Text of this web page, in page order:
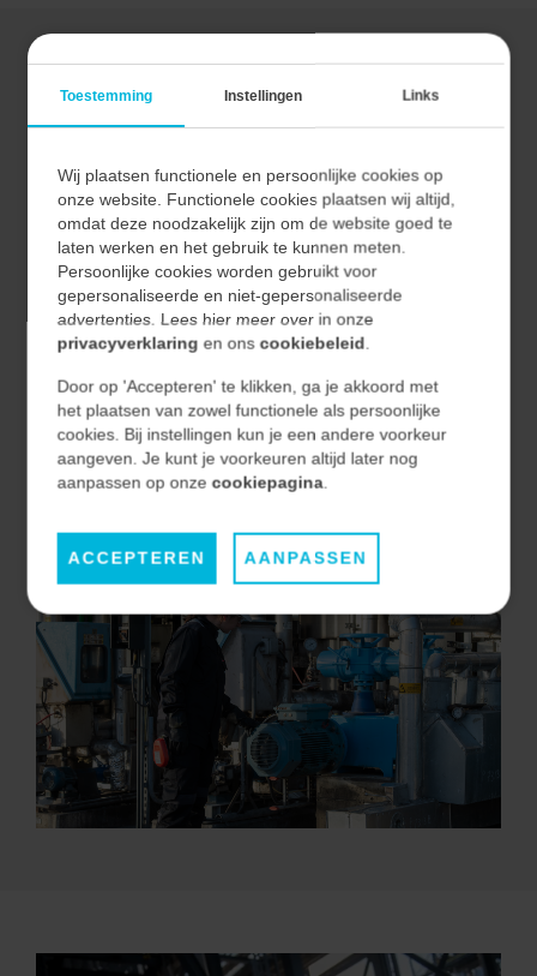
INSPECTIES
Inspectie is essentieel om weloverwogen beslissingen te
nemen, waarbij wij onze klanten ondersteunen bij het
uitvoeren van inspecties, het documenteren van de
resultaten en het adviseren over de volgende stappen
om risico’s te beperken.
PREVENTIEF ONDERHOUDSPLAN
Een preventief onderhoudsplan zorgt ervoor dat
geïnspecteerd en onderhouden om storingen te
voorkomen. Dit helpt de levensduur van installaties te
Toestemming Instellingen Links
Wij plaatsen functionele en persoonlijke cookies op
onze website. Functionele cookies plaatsen wij altijd,
omdat deze noodzakelijk zijn om de website goed te
laten werken en het gebruik te kunnen meten.
Persoonlijke cookies worden gebruikt voor
gepersonaliseerde en niet-gepersonaliseerde
advertenties. Lees hier meer over in onze
privacyverklaring en onscookiebeleid .
Door op 'Accepteren' te klikken, ga je akkoord met
het plaatsen van zowel functionele als persoonlijke
cookies. Bij instellingen kun je een andere voorkeur
aangeven. Je kunt je voorkeuren altijd later nog
aanpassen op onzecookiepagina.
ACCEPTEREN AANPASSEN